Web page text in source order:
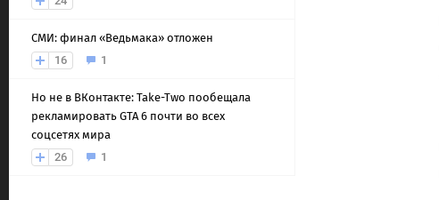
СМИ: финал «Ведьмака» отложен
16
1
Но не в ВКонтакте: Take-Two пообещала
рекламировать GTA 6 почти во всех
соцсетях мира
26
1